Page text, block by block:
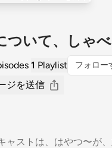
ついて、しゃ
1 Playlist フォロー
ジを送信
ャストは、はやつ〜が